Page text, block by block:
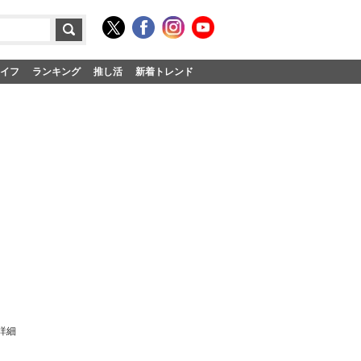
フ ランキング 推し活 新着トレンド
細